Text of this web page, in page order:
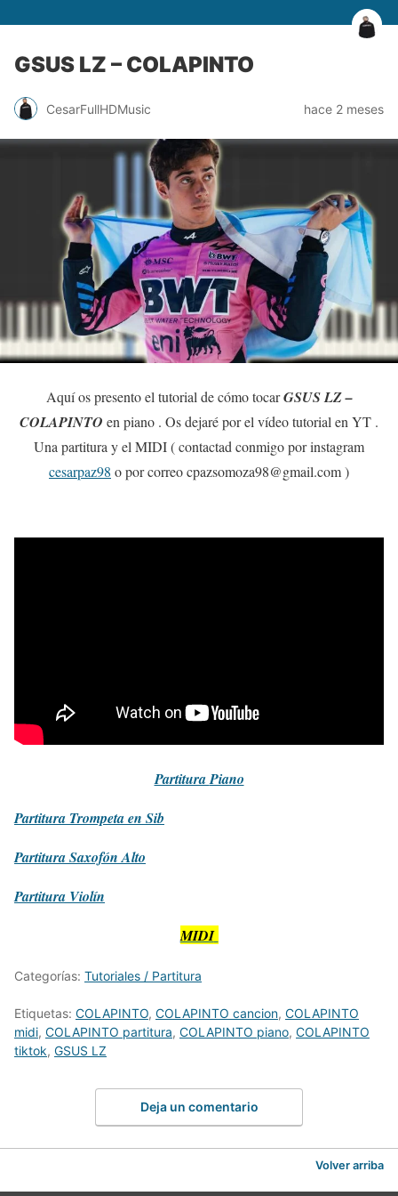
GSUS LZ – COLAPINTO
CesarFullHDMusic hace 2 meses
Aquí os presento el tutorial de cómo tocarGSUS LZ –
COLAPINTO en piano . Os dejaré por el vídeo tutorial en YT .
Una partitura y el MIDI ( contactad conmigo por instagram
cesarpaz98 o por correo cpazsomoza98@gmail.com )
PartituraPiano
Partitura Trompeta en Sib
PartituraSaxofón Alto
Partitura Violín
MIDI
Categorías: Tutoriales / Partitura
Etiquetas: COLAPINTO, COLAPINTO cancion, COLAPINTO
midi, COLAPINTO partitura, COLAPINTO piano, COLAPINTO
tiktok, GSUS LZ
Deja un comentario
Volver arriba